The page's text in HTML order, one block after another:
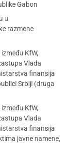
Gabon
u
razmene
KfW,
Vlada
finansija
Srbiji (druga
KfW,
Vlada
finansija
javne namene,